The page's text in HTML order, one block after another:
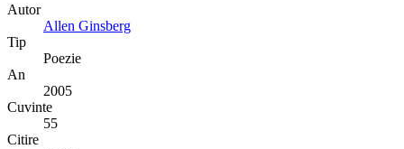
Autor
Allen Ginsberg
Tip
Poezie
An
2005
Cuvinte
55
Citire